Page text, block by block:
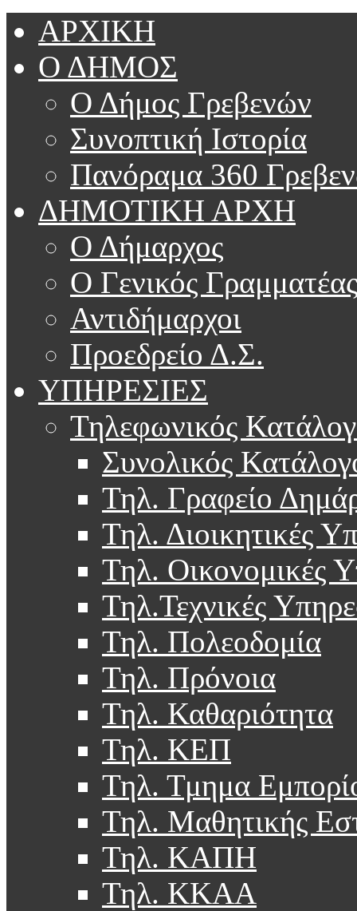
ΑΡΧΙΚΗ
Ο ΔΗΜΟΣ
Ο Δήμος Γρεβενών
Συνοπτική Ιστορία
Πανόραμα 360
ΔΗΜΟΤΙΚΗ ΑΡΧΗ
Ο Δήμαρχος
Ο Γενικός Γραμματέας
Αντιδήμαρχοι
Προεδρείο Δ.Σ.
ΥΠΗΡΕΣΙΕΣ
Τηλεφωνικός
Συνολικός
Τηλ. Γραφείο
Τηλ. Διοικητικές
Τηλ. Οικονομικές
Τηλ.Τεχνικές
Τηλ. Πολεοδομία
Τηλ. Πρόνοια
Τηλ. Καθαριότητα
Τηλ. ΚΕΠ
Τηλ. Τμημα
Τηλ. Μαθητικής
Τηλ. ΚΑΠΗ
Τηλ. ΚΚΑΑ